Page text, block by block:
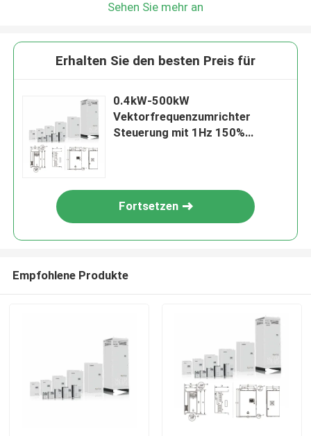
Sehen Sie mehr an
Erhalten Sie den besten Preis für
0.4kW-500kW
Vektorfrequenzumrichter
Steuerung mit 1Hz 150%
Fortsetzen
Empfohlene Produkte